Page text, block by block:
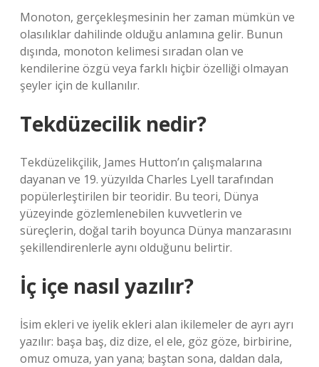
Monoton, gerçekleşmesinin her zaman mümkün ve
olasılıklar dahilinde olduğu anlamına gelir. Bunun
dışında, monoton kelimesi sıradan olan ve
kendilerine özgü veya farklı hiçbir özelliği olmayan
şeyler için de kullanılır.
Tekdüzecilik nedir?
Tekdüzelikçilik, James Hutton’ın çalışmalarına
dayanan ve 19. yüzyılda Charles Lyell tarafından
popülerleştirilen bir teoridir. Bu teori, Dünya
yüzeyinde gözlemlenebilen kuvvetlerin ve
süreçlerin, doğal tarih boyunca Dünya manzarasını
şekillendirenlerle aynı olduğunu belirtir.
İç içe nasıl yazılır?
İsim ekleri ve iyelik ekleri alan ikilemeler de ayrı ayrı
yazılır: başa baş, diz dize, el ele, göz göze, birbirine,
omuz omuza, yan yana; baştan sona, daldan dala,